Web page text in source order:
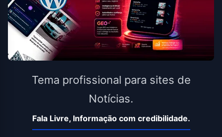
Tema profissional para sites de
Notícias.
Fala Livre, Informação com credibilidade.